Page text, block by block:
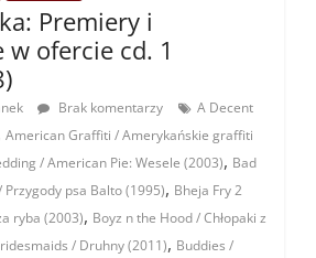
Premiery i
ofercie cd. 1
Brak komentarzy
A Decent
American Graffiti / Amerykańskie graffiti
/ American Pie: Wesele (2003), Bad
Przygody psa Balto (1995), Bheja Fry 2
ryba (2003), Boyz n the Hood / Chłopaki z
/ Druhny (2011), Buddies /